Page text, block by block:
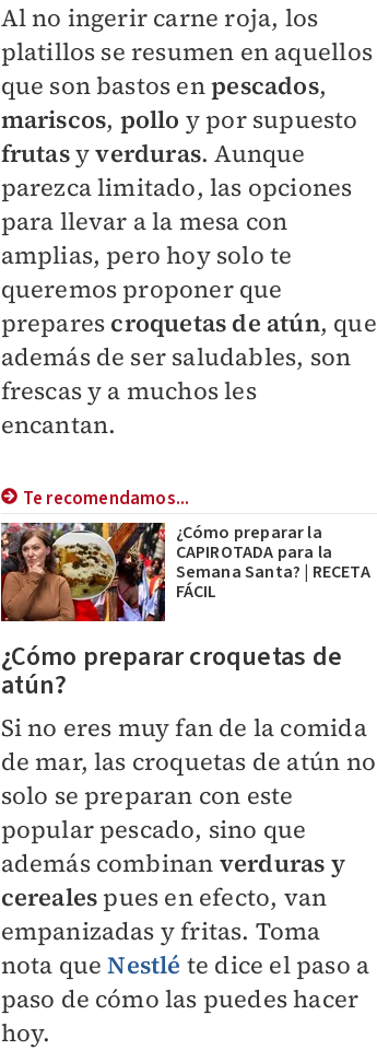
Al no ingerir carne roja, los
platillos se resumen en aquellos
que son bastos enpescados,
mariscos, pollo y por supuesto
frutasyverduras. Aunque
parezca limitado, las opciones
para llevar a la mesa con
amplias, pero hoy solo te
queremos proponer que
prepares croquetas de atún, que
además de ser saludables, son
frescas y a muchos les
encantan.
Te recomendamos...
¿Cómo preparar la
CAPIROTADA para la
Semana Santa? | RECETA
FÁCIL
¿Cómo preparar croquetas de
atún?
Si no eres muy fan de la comida
de mar, las croquetas de atún no
solo se preparan con este
popular pescado, sino que
además combinan verduras y
cereales pues en efecto, van
empanizadas y fritas. Toma
nota queNestlé te dice el paso a
paso de cómo las puedes hacer
hoy.